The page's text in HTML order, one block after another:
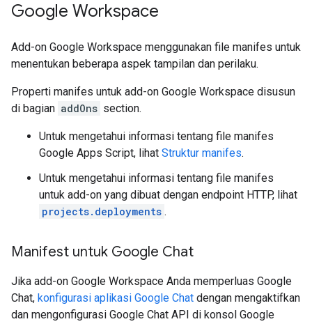
Google Workspace
Add-on Google Workspace menggunakan file manifes untuk
menentukan beberapa aspek tampilan dan perilaku.
Properti manifes untuk add-on Google Workspace disusun
di bagian addOns section.
Untuk mengetahui informasi tentang file manifes
Google Apps Script, lihat Struktur manifes.
Untuk mengetahui informasi tentang file manifes
untuk add-on yang dibuat dengan endpoint HTTP, lihat
projects.deployments .
Manifest untuk Google Chat
Jika add-on Google Workspace Anda memperluas Google
Chat, konfigurasi aplikasi Google Chat dengan mengaktifkan
dan mengonfigurasi Google Chat API di konsol Google